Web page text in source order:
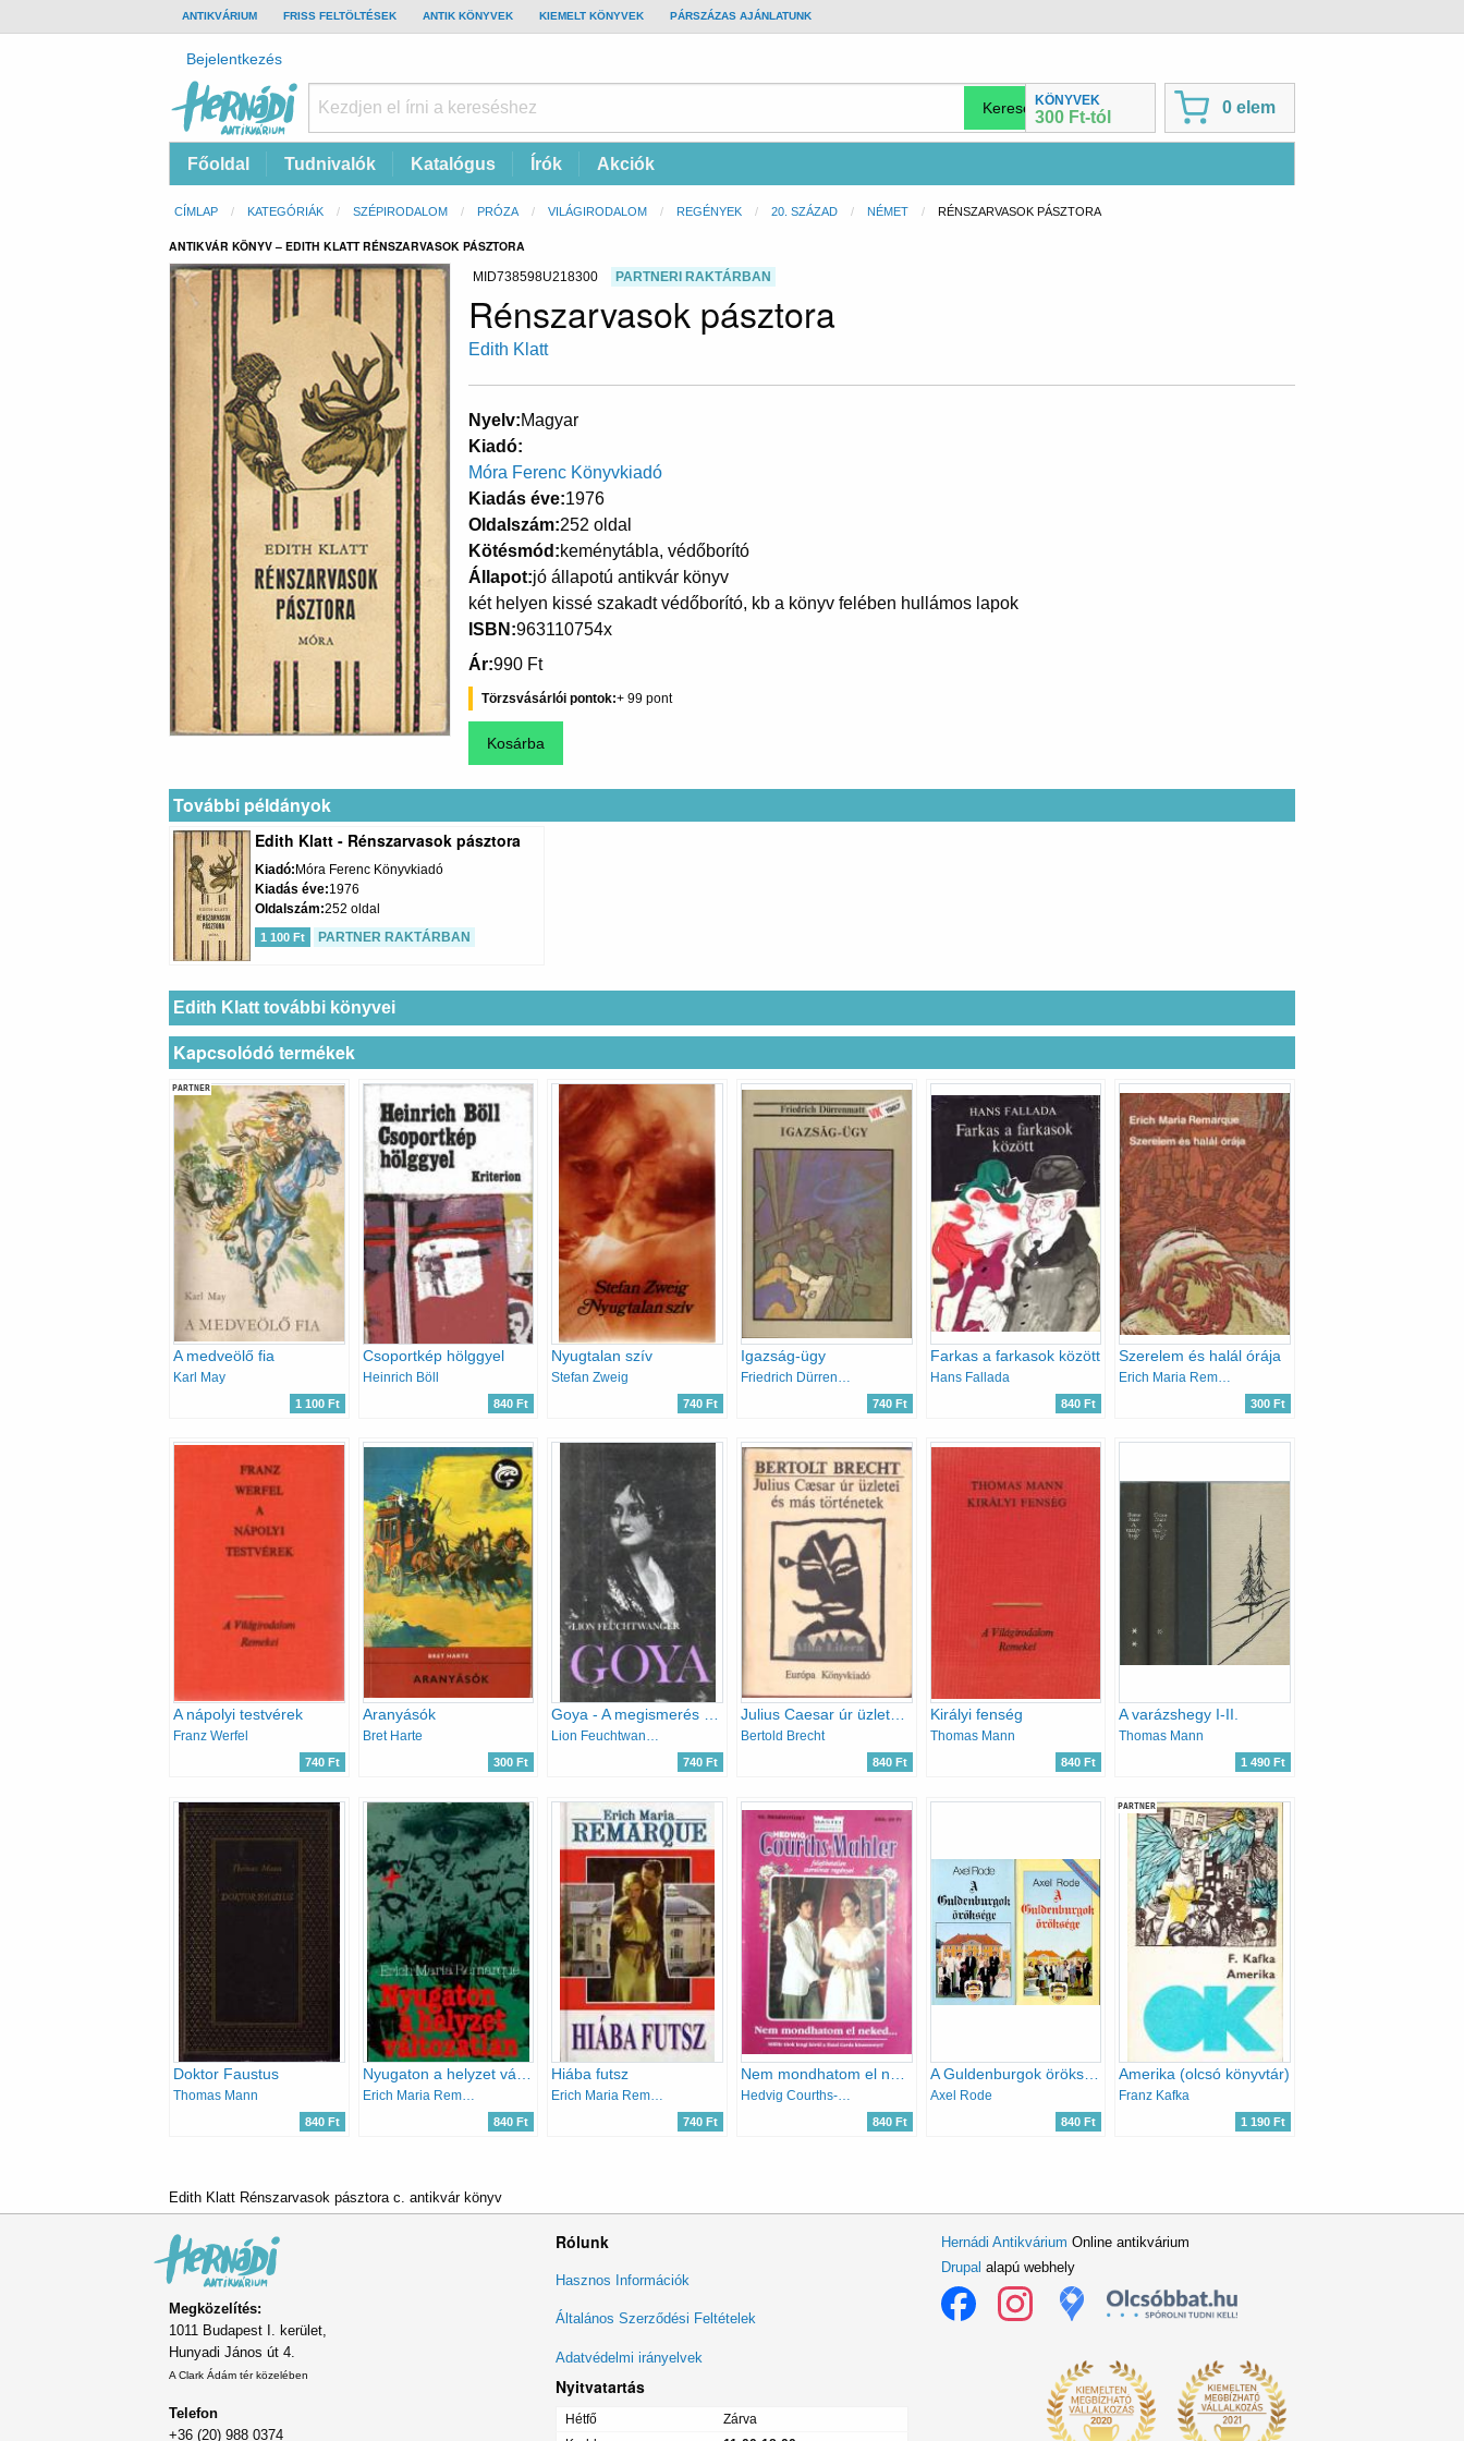
TOP
BAR
ANTIKVÁRIUM FRISS FELTÖLTÉSEK ANTIK KÖNYVEK KIEMELT KÖNYVEK PÁRSZÁZAS AJÁNLATUNK
Felhasználói
fiók
menüje
Bejelentkezés
Antikvárium
Online
KÖNYVEK
300 Ft-tól
0 elem
Fő
navigáció
Főoldal Tudnivalók Katalógus Írók Akciók
Morzsa
CÍMLAP KATEGÓRIÁK SZÉPIRODALOM PRÓZA VILÁGIRODALOM REGÉNYEK 20. SZÁZAD NÉMET CURRENT:
RÉNSZARVASOK PÁSZTORA
ANTIKVÁR KÖNYV – EDITH KLATT RÉNSZARVASOK PÁSZTORA
MID738598U218300 PARTNERI RAKTÁRBAN
Rénszarvasok pásztora
Edith Klatt
Nyelv Magyar
Kiadó
Móra Ferenc Könyvkiadó
Kiadás éve 1976
Oldalszám 252 oldal
Kötésmód keménytábla, védőborító
Állapot jó állapotú antikvár könyv
két helyen kissé szakadt védőborító, kb a könyv felében hullámos lapok
ISBN 963110754x
Ár 990 Ft
Törzsvásárlói pontok 99
További példányok
Edith Klatt - Rénszarvasok pásztora
Kiadó Móra Ferenc Könyvkiadó
Kiadás éve 1976
Oldalszám 252 oldal
1 100 Ft PARTNER RAKTÁRBAN
Edith Klatt további könyvei
Kapcsolódó termékek
PARTNER
A medveölő fia
Karl May
1 100 Ft
Csoportkép hölggyel
Heinrich Böll
840 Ft
Nyugtalan szív
Stefan Zweig
740 Ft
Igazság-ügy
740 Ft
Farkas a farkasok között
Hans Fallada
840 Ft
Szerelem és halál órája
300 Ft
A nápolyi testvérek
Franz Werfel
740 Ft
Aranyásók
Bret Harte
300 Ft
Goya - A megismerés gyötrelmes útja
Lion Feuchtwanger
740 Ft
Julius Caesar úr üzletei és más történetek
Bertold Brecht
840 Ft
Királyi fenség
Thomas Mann
840 Ft
A varázshegy I-II.
Thomas Mann
1 490 Ft
Doktor Faustus
Thomas Mann
840 Ft
Erich Maria Remarque
840 Ft
Hiába futsz
Erich Maria Remarque
740 Ft
Hedvig Courths-Mahler
840 Ft
A Guldenburgok öröksége I-II.
Axel Rode
840 Ft
PARTNER
Amerika (olcsó könyvtár)
Franz Kafka
1 190 Ft
Edith Klatt Rénszarvasok pásztora c. antikvár könyv
Megközelítés:
1011 Budapest I. kerület,
Hunyadi János út 4.
A Clark Ádám tér közelében
Telefon
+36 (20) 988 0374
Rólunk
Lábléc
menü
Hasznos Információk
Általános Szerződési Feltételek
Adatvédelmi irányelvek
Nyitvatartás
Hétfő
Zárva
Hernádi Antikvárium Online antikvárium
Drupal alapú webhely